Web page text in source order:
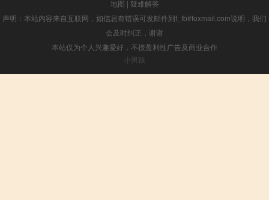
地图 | 疑难解答
声明：本站内容来自互联网，如信息有错误可发邮件到f_fb#foxmail.com说明，我们
会及时纠正，谢谢
本站仅为个人兴趣爱好，不接盈利性广告及商业合作
小男孩